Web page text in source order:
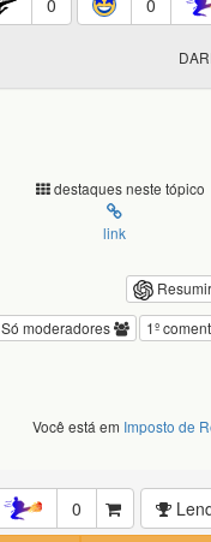
0 0
destaques neste tópico
link
1º
Só moderadores
Você está em Imposto de
0